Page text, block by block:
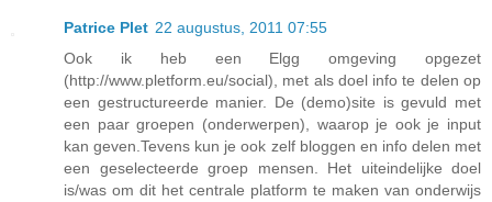
Patrice Plet 22 augustus, 2011 07:55
Ook ik heb een Elgg omgeving opgezet
(http://www.pletform.eu/social), met als doel info te delen op
een gestructureerde manier. De (demo)site is gevuld met
een paar groepen (onderwerpen), waarop je ook je input
kan geven.Tevens kun je ook zelf bloggen en info delen met
een geselecteerde groep mensen. Het uiteindelijke doel
is/was om dit het centrale platform te maken van onderwijs